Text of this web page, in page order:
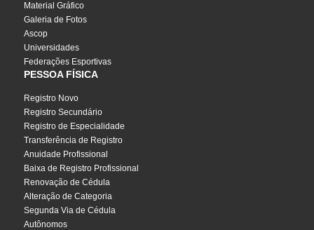
Material Gráfico
Galeria de Fotos
Ascop
Universidades
Federações Esportivas
PESSOA FÍSICA
Registro Novo
Registro Secundário
Registro de Especialidade
Transferência de Registro
Anuidade Profissional
Baixa de Registro Profissional
Renovação de Cédula
Alteração de Categoria
Segunda Via de Cédula
Autônomos